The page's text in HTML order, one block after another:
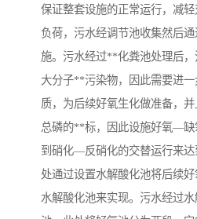
保证整套设施的正常运行，减
负荷，污水经调节池收集然后
施。污水经过**化粪池处理后
大分子**污染物，因此需要进
质，为后续好氧生化做准备，
总磷的**标，因此设施好氧—缺
到硝化—反硝化的交替运行来
处通过设置水解酸化池将后续
水解酸化池来实现。污水经过